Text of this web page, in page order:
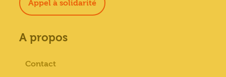
Appel à solidarité
A propos
Contact